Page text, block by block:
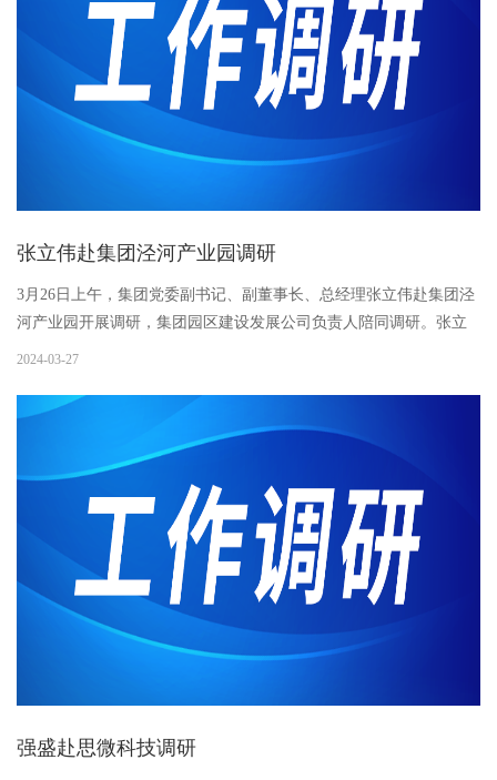
张立伟赴集团泾河产业园调研
3月26日上午，集团党委副书记、副董事长、总经理张立伟赴集团泾
河产业园开展调研，集团园区建设发展公司负责人陪同调研。张立
2024-03-27
强盛赴思微科技调研